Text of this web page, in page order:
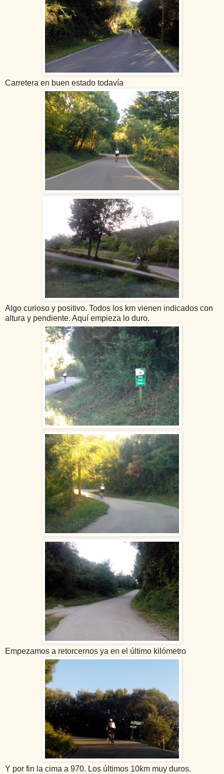
Carretera en buen estado todavía
Algo curioso y positivo. Todos los km vienen indicados con
altura y pendiente. Aquí empieza lo duro.
Empezamos a retorcernos ya en el último kilómetro
Y por fin la cima a 970. Los últimos 10km muy duros.